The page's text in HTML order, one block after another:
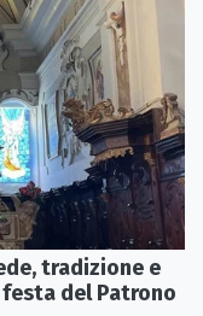
tradizione e
del Patrono